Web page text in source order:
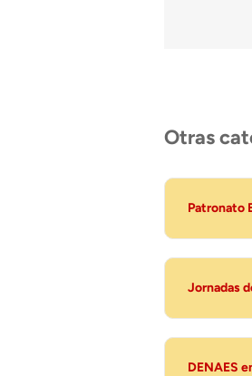
Otras
Patronato
Jornadas
DENAES